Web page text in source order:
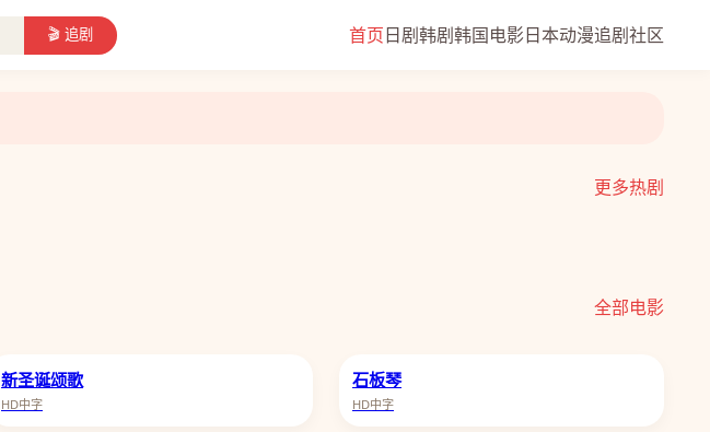
🎬 追剧 首页日剧韩剧韩国电影日本动漫追剧社区
更多热剧
全部电影
新圣诞颂歌
HD中字
石板琴
HD中字